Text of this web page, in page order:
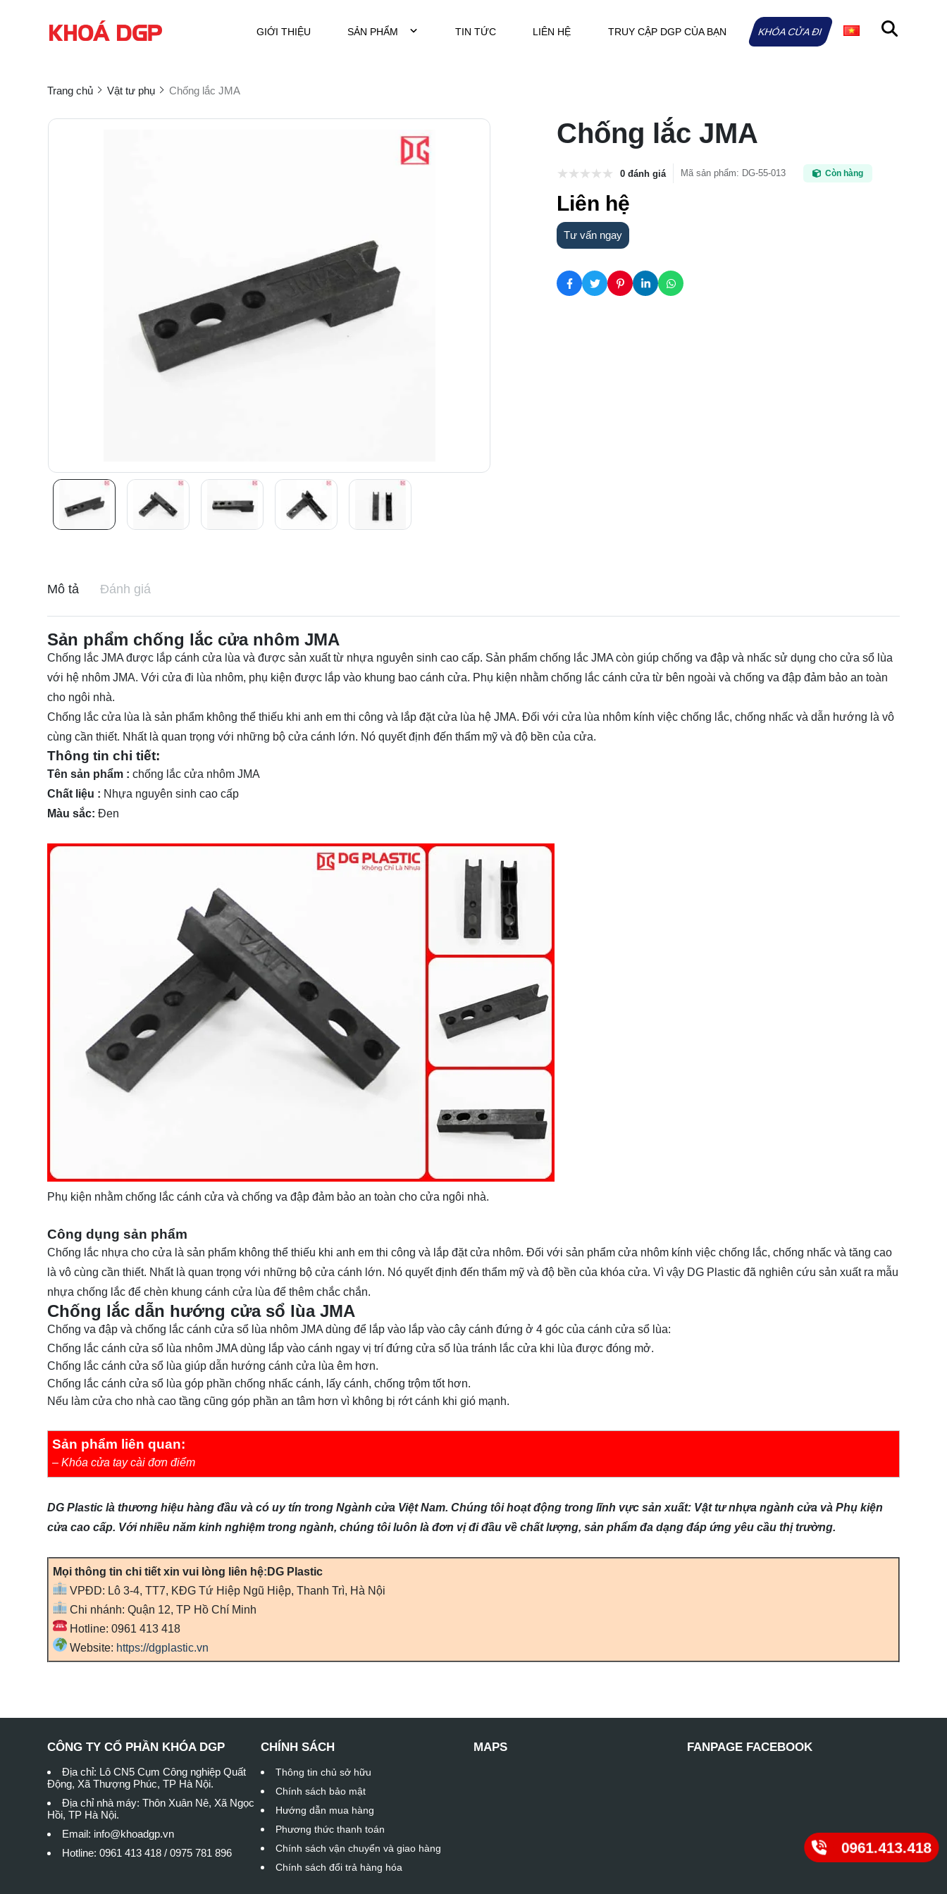
GIỚI THIỆU SẢN PHẨM TIN TỨC LIÊN HỆ TRUY CẬP DGP CỦA BẠN KHÓA CỬA ĐI
Trang chủ Vật tư phụ Chống lắc JMA
Chống lắc JMA
0 đánh giá Mã sản phẩm: DG-55-013 Còn hàng
Liên hệ
Tư vấn ngay
Mô tả Đánh giá
Sản phẩm chống lắc cửa nhôm JMA
Chống lắc JMA được lắp cánh cửa lùa và được sản xuất từ nhựa nguyên sinh cao cấp. Sản phẩm chống lắc JMA còn giúp chống va đập và nhấc sử dụng cho cửa sổ lùa
với hệ nhôm JMA. Với cửa đi lùa nhôm, phụ kiện được lắp vào khung bao cánh cửa. Phụ kiện nhằm chống lắc cánh cửa từ bên ngoài và chống va đập đảm bảo an toàn
cho ngôi nhà.
Chống lắc cửa lùa là sản phẩm không thể thiếu khi anh em thi công và lắp đặt cửa lùa hệ JMA. Đối với cửa lùa nhôm kính việc chống lắc, chống nhấc và dẫn hướng là vô
cùng cần thiết. Nhất là quan trọng với những bộ cửa cánh lớn. Nó quyết định đến thẩm mỹ và độ bền của cửa.
Thông tin chi tiết:
Tên sản phẩm : chống lắc cửa nhôm JMA
Chất liệu : Nhựa nguyên sinh cao cấp
Màu sắc: Đen
Phụ kiện nhằm chống lắc cánh cửa và chống va đập đảm bảo an toàn cho cửa ngôi nhà.
Công dụng sản phẩm
Chống lắc nhựa cho cửa là sản phẩm không thể thiếu khi anh em thi công và lắp đặt cửa nhôm. Đối với sản phẩm cửa nhôm kính việc chống lắc, chống nhấc và tăng cao
là vô cùng cần thiết. Nhất là quan trọng với những bộ cửa cánh lớn. Nó quyết định đến thẩm mỹ và độ bền của khóa cửa. Vì vậy DG Plastic đã nghiên cứu sản xuất ra mẫu
nhựa chống lắc để chèn khung cánh cửa lùa để thêm chắc chắn.
Chống lắc dẫn hướng cửa sổ lùa JMA
Chống va đập và chống lắc cánh cửa sổ lùa nhôm JMA dùng để lắp vào lắp vào cây cánh đứng ở 4 góc của cánh cửa sổ lùa:
Chống lắc cánh cửa sổ lùa nhôm JMA dùng lắp vào cánh ngay vị trí đứng cửa sổ lùa tránh lắc cửa khi lùa được đóng mở.
Chống lắc cánh cửa sổ lùa giúp dẫn hướng cánh cửa lùa êm hơn.
Chống lắc cánh cửa sổ lùa góp phần chống nhấc cánh, lấy cánh, chống trộm tốt hơn.
Nếu làm cửa cho nhà cao tầng cũng góp phần an tâm hơn vì không bị rớt cánh khi gió mạnh.
Sản phẩm liên quan:
– Khóa cửa tay cài đơn điểm
DG Plastic là thương hiệu hàng đầu và có uy tín trong Ngành cửa Việt Nam. Chúng tôi hoạt động trong lĩnh vực sản xuất: Vật tư nhựa ngành cửa và Phụ kiện
cửa cao cấp. Với nhiều năm kinh nghiệm trong ngành, chúng tôi luôn là đơn vị đi đầu về chất lượng, sản phẩm đa dạng đáp ứng yêu cầu thị trường.
Mọi thông tin chi tiết xin vui lòng liên hệ: DG Plastic
VPĐD: Lô 3-4, TT7, KĐG Tứ Hiệp Ngũ Hiệp, Thanh Trì, Hà Nội
Chi nhánh: Quận 12, TP Hồ Chí Minh
Hotline: 0961 413 418
Website: https://dgplastic.vn
CÔNG TY CỔ PHẦN KHÓA DGP
Địa chỉ: Lô CN5 Cụm Công nghiệp Quất
Động, Xã Thượng Phúc, TP Hà Nội.
Địa chỉ nhà máy: Thôn Xuân Nê, Xã Ngọc
Hồi, TP Hà Nội.
Email: info@khoadgp.vn
Hotline: 0961 413 418 / 0975 781 896
CHÍNH SÁCH
Thông tin chủ sở hữu
Chính sách bảo mật
Hướng dẫn mua hàng
Phương thức thanh toán
Chính sách vận chuyển và giao hàng
Chính sách đổi trả hàng hóa
MAPS FANPAGE FACEBOOK
0961.413.418